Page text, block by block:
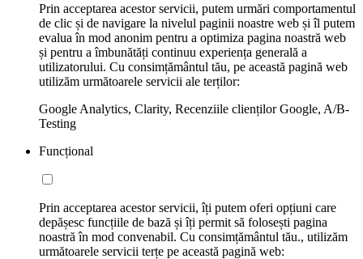
Prin acceptarea acestor servicii, putem urmări comportamentul
de clic și de navigare la nivelul paginii noastre web și îl putem
evalua în mod anonim pentru a optimiza pagina noastră web
și pentru a îmbunătăți continuu experiența generală a
utilizatorului. Cu consimțământul tău, pe această pagină web
utilizăm următoarele servicii ale terților:
Google Analytics, Clarity, Recenziile clienților Google, A/B-
Testing
Funcțional
Prin acceptarea acestor servicii, îți putem oferi opțiuni care
depășesc funcțiile de bază și îți permit să folosești pagina
noastră în mod convenabil. Cu consimțământul tău., utilizăm
următoarele servicii terțe pe această pagină web: